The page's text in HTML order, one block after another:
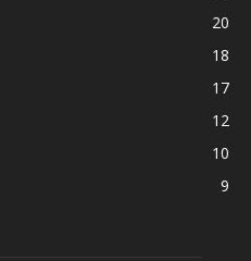
20
18
17
12
10
9